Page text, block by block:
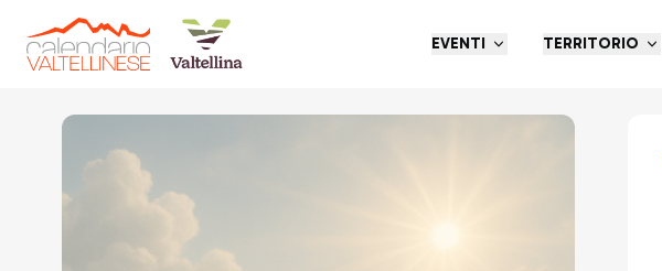
EVENTI TERRITORIO
Torna indietro